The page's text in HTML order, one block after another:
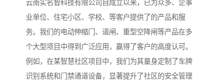
云南实名智科技有限公司自成立以来，已为众多、企事
业单位、住宅小区、学校、等客户提供了的产品和服
务。我们的电动伸缩门、道闸、重型空降闸等产品在多
个大型项目中得到广泛应用，赢得了客户的高度认可。
例如，在某智慧社区项目中，我们为其量身定制了车牌
识别系统和门禁通道设备，显著提升了社区的安全管理